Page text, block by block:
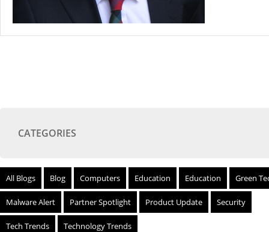
CATEGORIES
All Blogs Blog Computers Education Education Green
Malware Alert Partner Spotlight Product Update Security
Tech Trends Technology Trends